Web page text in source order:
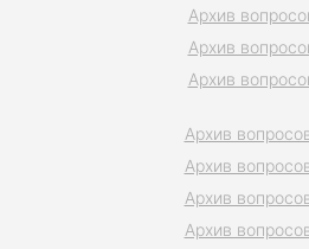
Архив
Архив
Архив
Архив
Архив
Архив
Архив